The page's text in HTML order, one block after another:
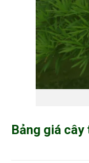
Bảng giá